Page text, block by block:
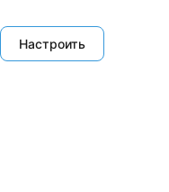
Настроить